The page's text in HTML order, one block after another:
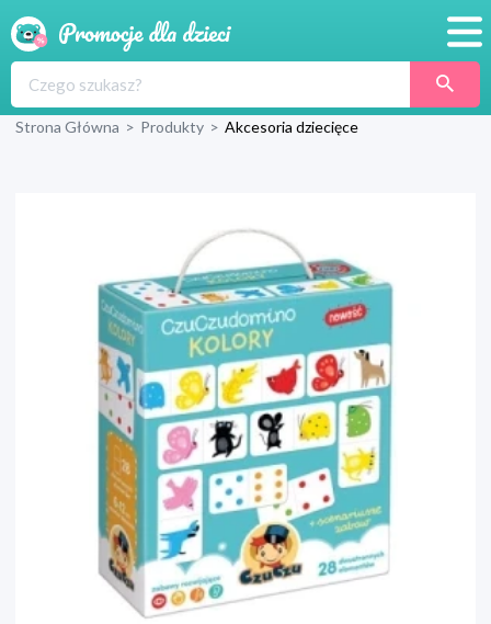
Produkty
Blog
Wyprawka
Strona Główna > Produkty > Akcesoria dziecięce